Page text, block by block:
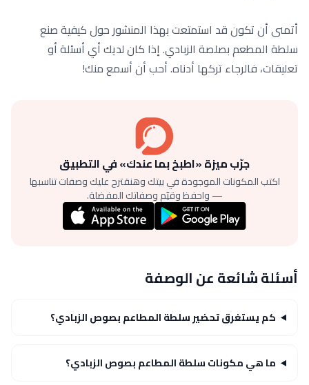
أتمنى أن تكون قد استمتعت بهذا المنشور حول كيفية صنع
سلطة المطعم بصلصة الزبادي. إذا كان لديك أي أسئلة أو
تعليقات، فالرجاء تركها أدناه. أحب أن أسمع منك!
جرّب ميزة «اطبخ بما عندك» في التطبيق
اكتب المكونات الموجودة في بيتك وهنقترح عليك وصفات تناسبها
— واحفظ وقيّم وصفاتك المفضلة.
أسئلة شائعة عن الوصفة
كم يستغرق تحضير سلطة المطاعم بصوص الزبادي؟
ما هي مكونات سلطة المطاعم بصوص الزبادي؟